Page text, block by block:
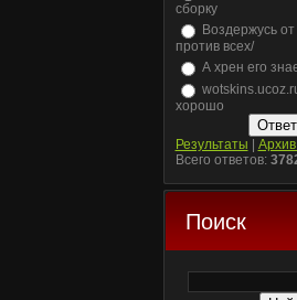
сборку
Воздержусь
против всех/
А хрен его
хорошо
Результаты
Всего ответов:
Поиск